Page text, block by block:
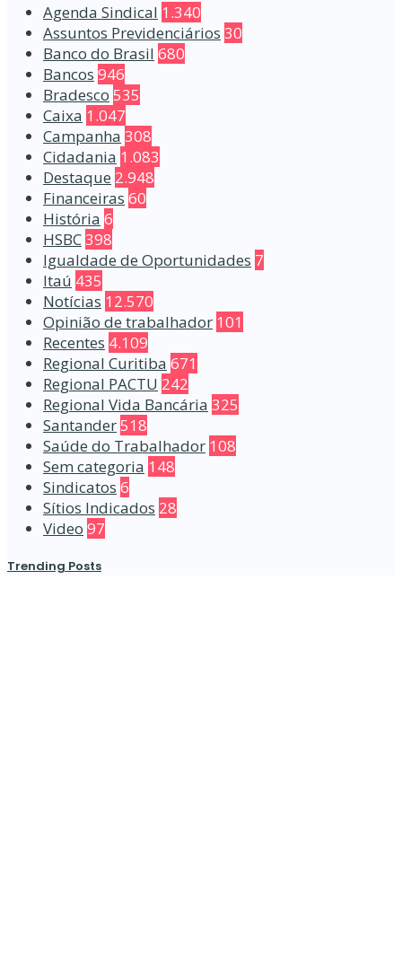
Agenda Sindical 1.340
Assuntos Previdenciários 30
Banco do Brasil 680
Bancos 946
Bradesco 535
Caixa 1.047
Campanha 308
Cidadania 1.083
Destaque 2.948
Financeiras 60
História 6
HSBC398
Igualdade de Oportunidades 7
Itaú 435
Notícias 12.570
Opinião de trabalhador 101
Recentes 4.109
Regional Curitiba 671
Regional PACTU 242
Regional Vida Bancária 325
Santander518
Saúde do Trabalhador 108
Sem categoria 148
Sindicatos 6
Sítios Indicados 28
Video 97
Trending Posts